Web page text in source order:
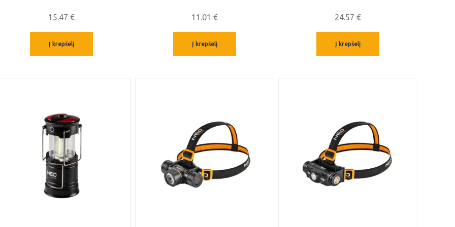
15.47 €
Į krepšelį
11.01€
Į krepšelį
24.57€
Į krepšelį